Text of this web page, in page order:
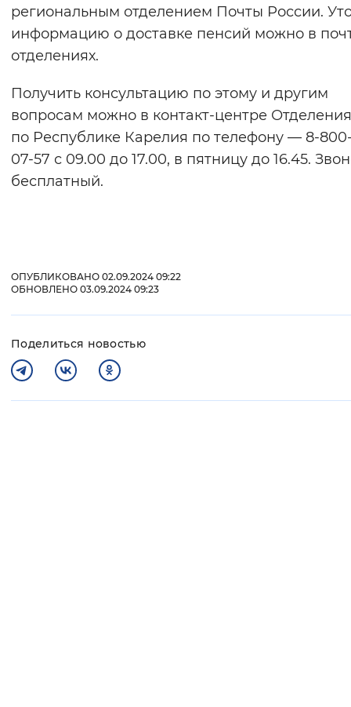
региональным отделением Почты России.
информацию о доставке пенсий можно в
отделениях.
Получить консультацию по этому и другим
вопросам можно в контакт-центре
по Республике Карелия по телефону — 8-
07-57 с 09.00 до 17.00, в пятницу до 16.45.
бесплатный.
ОПУБЛИКОВАНО 02.09.2024 09:22
ОБНОВЛЕНО 03.09.2024 09:23
Поделиться новостью